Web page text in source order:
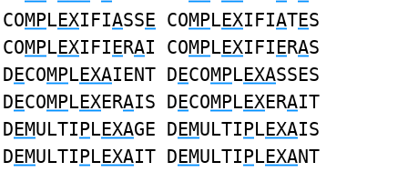
COMPLEXIFIASSE COMPLEXIFIATES
COMPLEXIFIERAI COMPLEXIFIERAS
DECOMPLEXAIENT DECOMPLEXASSES
DECOMPLEXERAIS DECOMPLEXERAIT
DEMULTIPLEXAGE DEMULTIPLEXAIS
DEMULTIPLEXAIT DEMULTIPLEXANT